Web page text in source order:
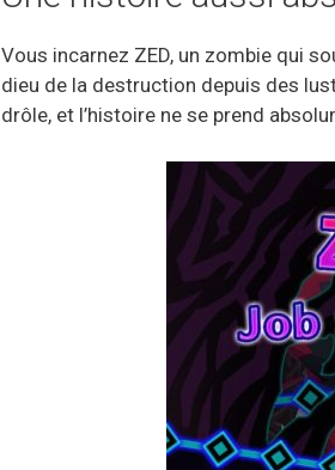
Vous incarnez ZED, un zombie qui
dieu de la destruction depuis des
drôle, et l’histoire ne se prend